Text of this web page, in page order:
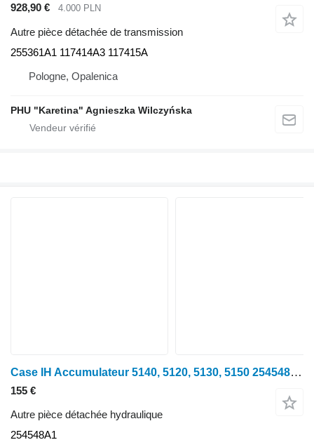
928,90 € 4.000 PLN
Autre pièce détachée de transmission
255361A1 117414A3 117415A
Pologne, Opalenica
PHU "Karetina" Agnieszka Wilczyńska
Case IH Accumulateur 5140, 5120, 5130, 5150 254548a1 254548A1 pour tracteur à roues
155 €
Autre pièce détachée hydraulique
254548A1